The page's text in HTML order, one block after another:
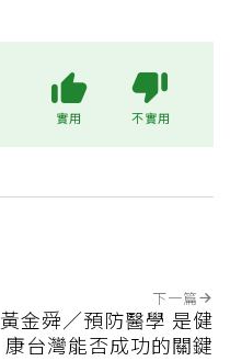
實用 不實用
下一篇
黃金舜／預防醫學 是健
康台灣能否成功的關鍵